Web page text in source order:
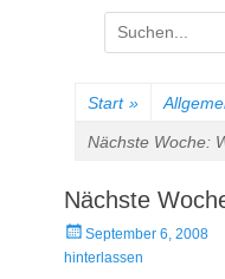
Suche
nach:
Start »
Nächste Woche:
Nächste
Veröffentlicht
am
September 6, 2008
hinterlassen